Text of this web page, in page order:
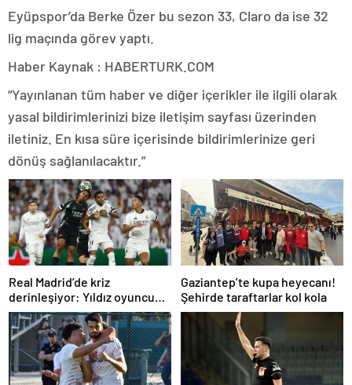
Eyüpspor’da Berke Özer bu sezon 33, Claro da ise 32
lig maçında görev yaptı.
Haber Kaynak : HABERTURK.COM
“Yayınlanan tüm haber ve diğer içerikler ile ilgili olarak
yasal bildirimlerinizi bize iletişim sayfası üzerinden
iletiniz. En kısa süre içerisinde bildirimlerinize geri
dönüş sağlanılacaktır.”
Real Madrid’de kriz
derinleşiyor: Yıldız oyuncu
takıma dönmek istemiyor
Gaziantep’te kupa heyecanı!
Şehirde taraftarlar kol kola